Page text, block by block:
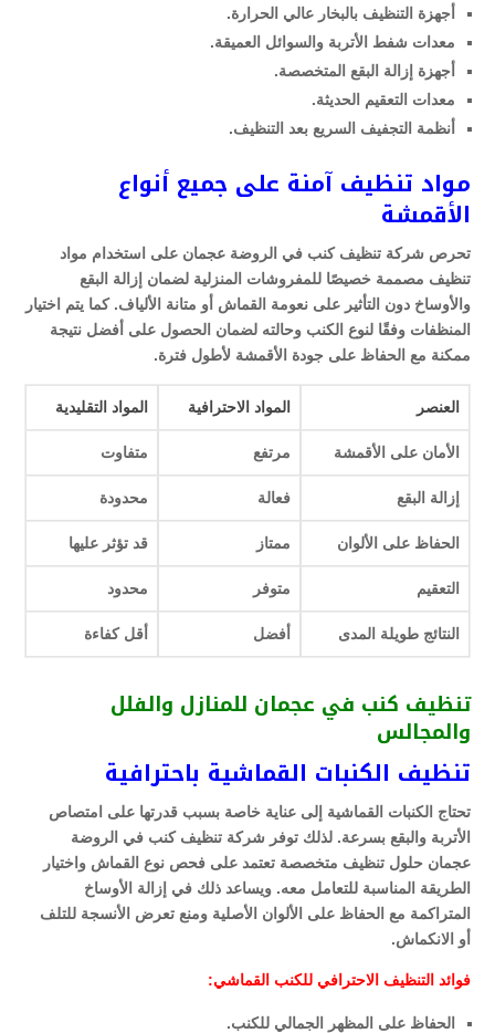
أجهزة التنظيف بالبخار عالي الحرارة.
معدات شفط الأتربة والسوائل العميقة.
أجهزة إزالة البقع المتخصصة.
معدات التعقيم الحديثة.
أنظمة التجفيف السريع بعد التنظيف.
مواد تنظيف آمنة على جميع أنواع
الأقمشة
تحرص شركة تنظيف كنب في الروضة عجمان على استخدام مواد
تنظيف مصممة خصيصًا للمفروشات المنزلية لضمان إزالة البقع
والأوساخ دون التأثير على نعومة القماش أو متانة الألياف. كما يتم اختيار
المنظفات وفقًا لنوع الكنب وحالته لضمان الحصول على أفضل نتيجة
ممكنة مع الحفاظ على جودة الأقمشة لأطول فترة.
العنصر المواد الاحترافية المواد التقليدية
الأمان على الأقمشة مرتفع متفاوت
إزالة البقع فعالة محدودة
الحفاظ على الألوان ممتاز قد تؤثر عليها
التعقيم متوفر محدود
النتائج طويلة المدى أفضل أقل كفاءة
تنظيف كنب في عجمان للمنازل والفلل
والمجالس
تنظيف الكنبات القماشية باحترافية
تحتاج الكنبات القماشية إلى عناية خاصة بسبب قدرتها على امتصاص
الأتربة والبقع بسرعة. لذلك توفر شركة تنظيف كنب في الروضة
عجمان حلول تنظيف متخصصة تعتمد على فحص نوع القماش واختيار
الطريقة المناسبة للتعامل معه. ويساعد ذلك في إزالة الأوساخ
المتراكمة مع الحفاظ على الألوان الأصلية ومنع تعرض الأنسجة للتلف
أو الانكماش.
فوائد التنظيف الاحترافي للكنب القماشي:
الحفاظ على المظهر الجمالي للكنب.